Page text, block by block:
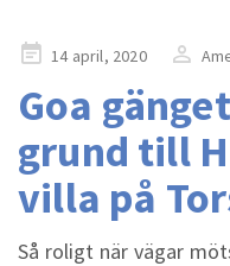
Publicerad
14 april, 2020
Goa
grund till
villa på
Så roligt när vägar